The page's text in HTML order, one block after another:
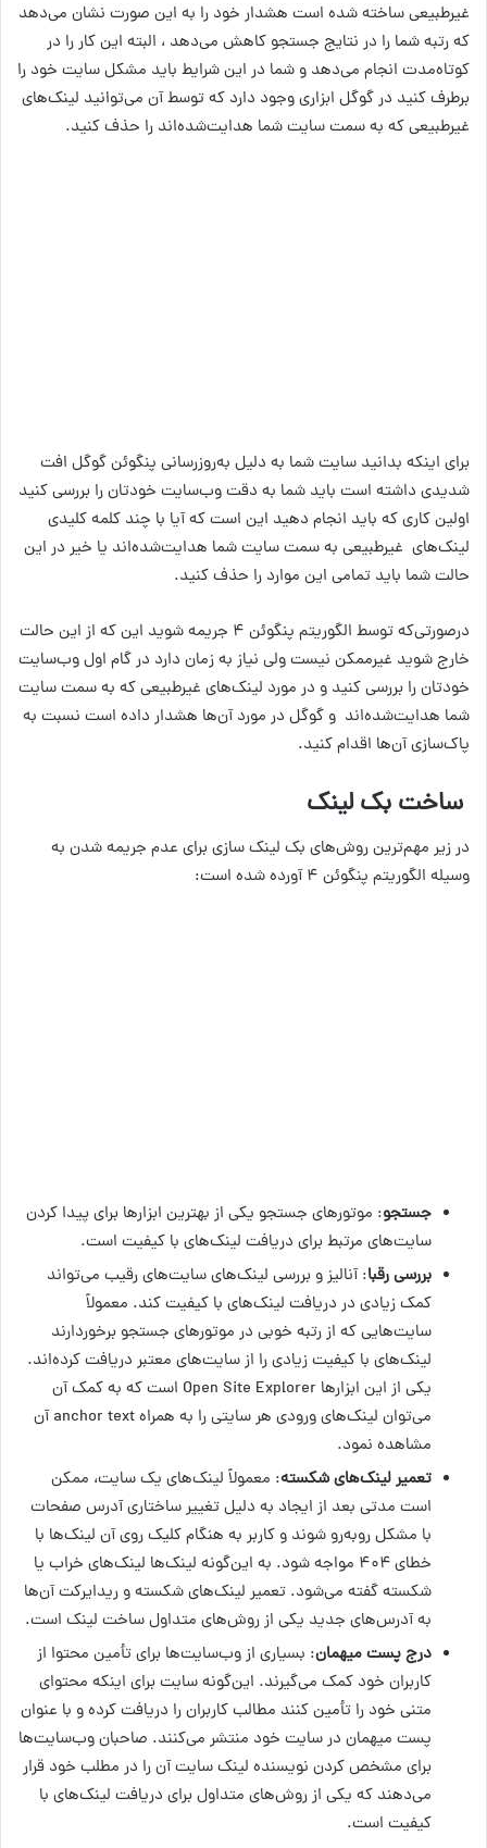
غیرطبیعی ساخته شده است هشدار خود را به این صورت نشان می‌دهد
که رتبه شما را در نتایج جستجو کاهش می‌دهد ، البته این کار را در
کوتاه‌مدت انجام می‌دهد و شما در این شرایط باید مشکل سایت خود را
برطرف کنید در گوگل ابزاری وجود دارد که توسط آن می‌توانید لینک‌های
غیرطبیعی که به سمت سایت شما هدایت‌شده‌اند را حذف کنید.
برای اینکه بدانید سایت شما به دلیل به‌روزرسانی پنگوئن گوگل افت
شدیدی داشته است باید شما به دقت وب‌سایت خودتان را بررسی کنید
اولین کاری که باید انجام دهید این است که آیا با چند کلمه کلیدی
لینک‌های غیرطبیعی به سمت سایت شما هدایت‌شده‌اند یا خیر در این
حالت شما باید تمامی این موارد را حذف کنید.
درصورتی‌که توسط الگوریتم پنگوئن ۴ جریمه شوید این که از این حالت
خارج شوید غیرممکن نیست ولی نیاز به زمان دارد در گام اول وب‌سایت
خودتان را بررسی کنید و در مورد لینک‌های غیرطبیعی که به سمت سایت
شما هدایت‌شده‌اند و ‌گوگل در مورد آن‌ها هشدار داده است نسبت به
پاک‌سازی آن‌ها اقدام کنید.
ساخت بک لینک
در زیر مهم‌ترین روش‌های بک لینک سازی برای عدم جریمه شدن به
وسیله الگوریتم پنگوئن ۴ آورده شده است:
جستجو: موتورهای جستجو یکی از بهترین ابزارها برای پیدا کردن
سایت‌های مرتبط برای دریافت لینک‌های با کیفیت است.
بررسی رقبا: آنالیز و بررسی لینک‌های سایت‌های رقیب می‌تواند
کمک زیادی در دریافت لینک‌های با کیفیت کند. معمولاً
سایت‌هایی که از رتبه خوبی در موتورهای جستجو برخوردارند
لینک‌های با کیفیت زیادی را از سایت‌های معتبر دریافت کرده‌اند.
یکی از این ابزارها Open Site Explorer است که به کمک آن
می‌توان لینک‌های ورودی هر سایتی را به همراه anchor text آن
مشاهده نمود.
تعمیر لینک‌های شکسته: معمولاً لینک‌های یک سایت، ممکن
است مدتی بعد از ایجاد به دلیل تغییر ساختاری آدرس صفحات
با مشکل روبه‌رو شوند و کاربر به هنگام کلیک روی آن لینک‌ها با
خطای ۴۰۴ مواجه شود. به این‌گونه لینک‌ها لینک‌های خراب یا
شکسته گفته می‌شود. تعمیر لینک‌های شکسته و ریدایرکت آن‌ها
به آدرس‌های جدید یکی از روش‌های متداول ساخت لینک است.
درج پست میهمان: بسیاری از وب‌سایت‌ها برای تأمین محتوا از
کاربران خود کمک می‌گیرند. این‌گونه سایت برای اینکه محتوای
متنی خود را تأمین کنند مطالب کاربران را دریافت کرده و با عنوان
پست میهمان در سایت خود منتشر می‌کنند. صاحبان وب‌سایت‌ها
برای مشخص کردن نویسنده لینک سایت آن را در مطلب خود قرار
می‌دهند که یکی از روش‌های متداول برای دریافت لینک‌های با
کیفیت است.